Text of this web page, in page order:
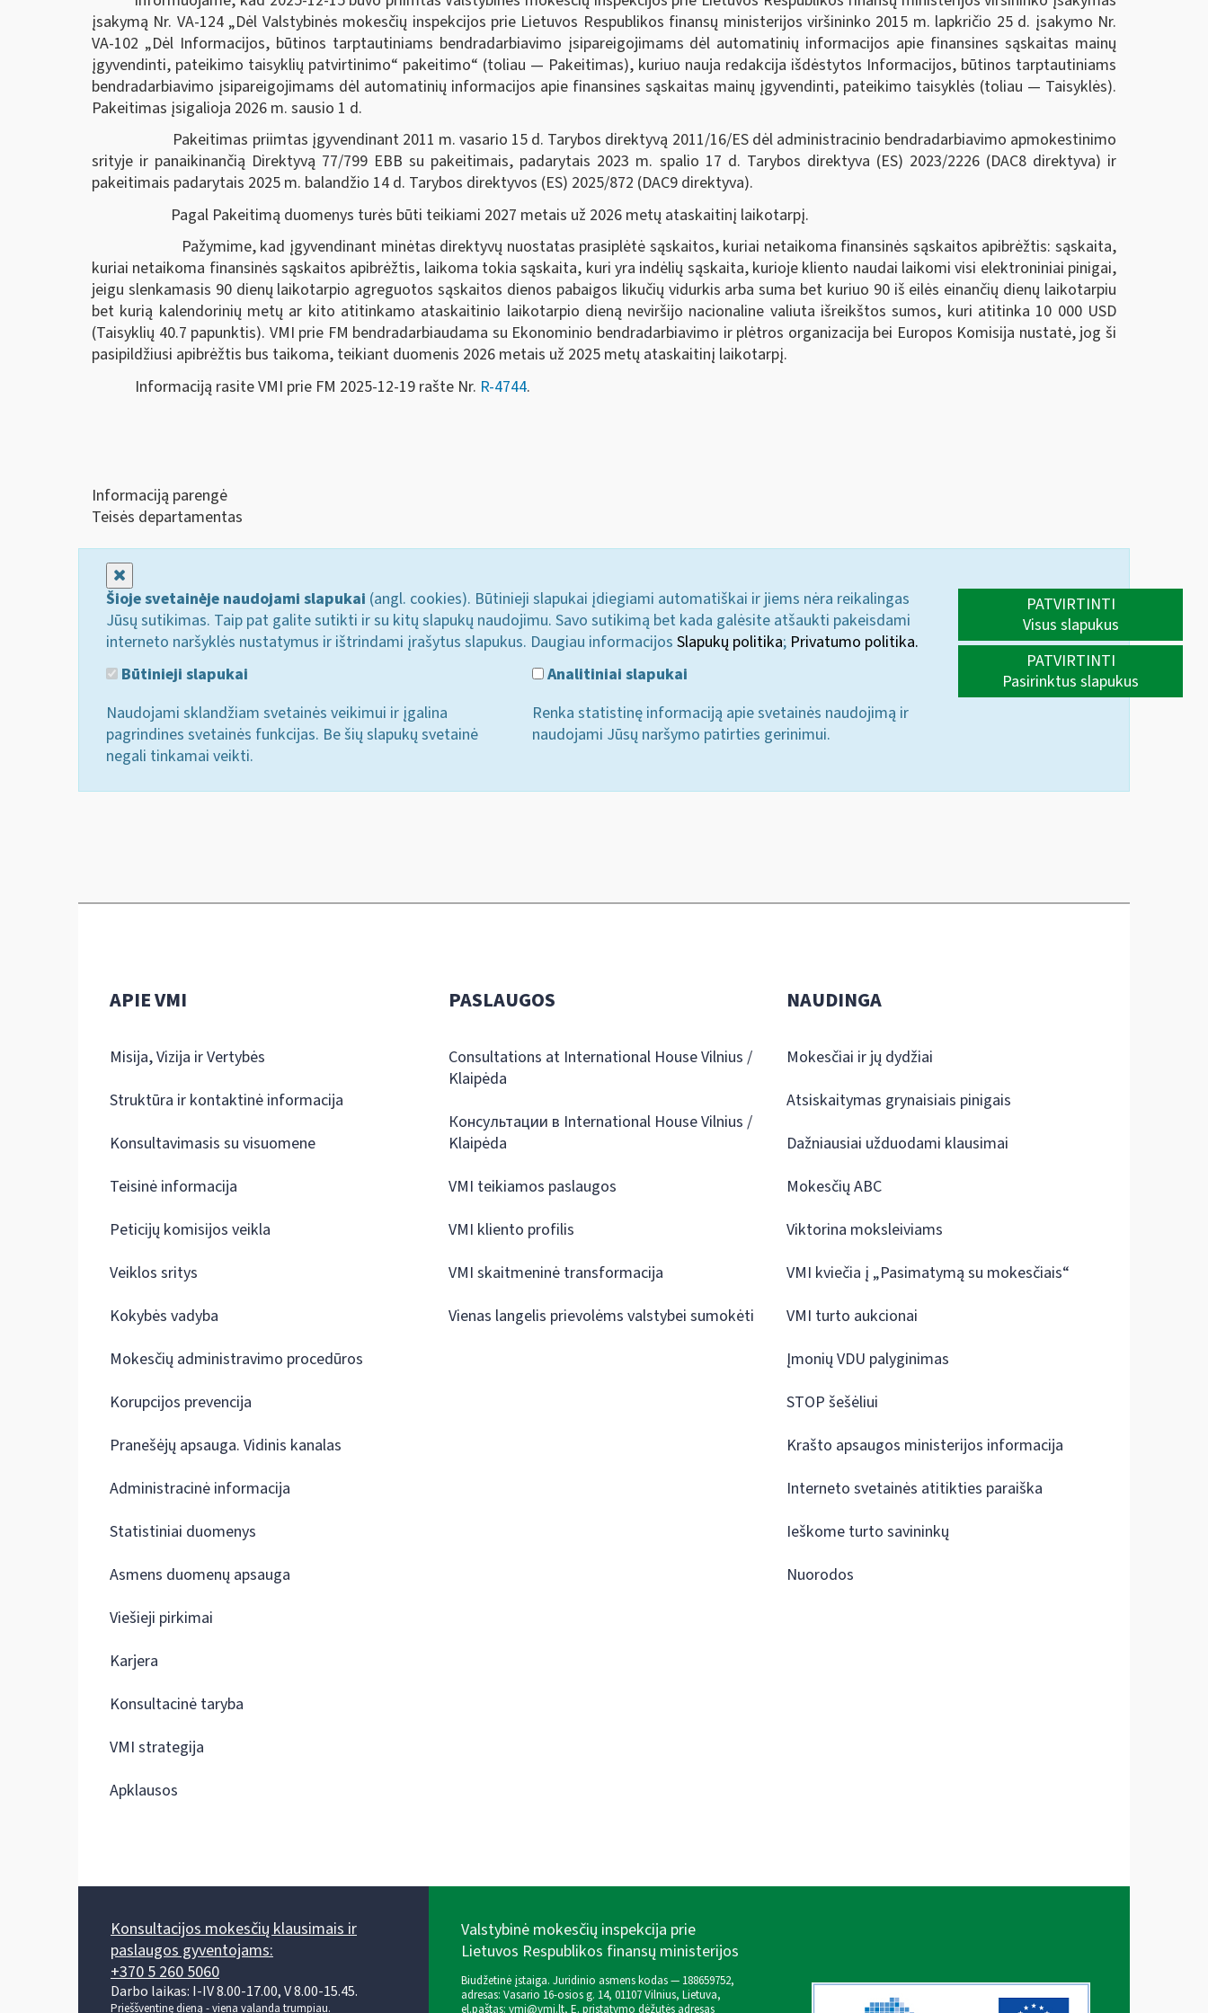
įsakymą Nr. VA-124 „Dėl Valstybinės mokesčių inspekcijos prie Lietuvos Respublikos finansų ministerijos viršininko 2015 m. lapkričio 25 d. įsakymo Nr.
VA-102 „Dėl Informacijos, būtinos tarptautiniams bendradarbiavimo įsipareigojimams dėl automatinių informacijos apie finansines sąskaitas mainų
įgyvendinti, pateikimo taisyklių patvirtinimo“ pakeitimo“ (toliau — Pakeitimas), kuriuo nauja redakcija išdėstytos Informacijos, būtinos tarptautiniams
bendradarbiavimo įsipareigojimams dėl automatinių informacijos apie finansines sąskaitas mainų įgyvendinti, pateikimo taisyklės (toliau — Taisyklės).
Pakeitimas įsigalioja 2026 m. sausio 1 d.
Pakeitimas priimtas įgyvendinant 2011 m. vasario 15 d. Tarybos direktyvą 2011/16/ES dėl administracinio bendradarbiavimo apmokestinimo
srityje ir panaikinančią Direktyvą 77/799 EBB su pakeitimais, padarytais 2023 m. spalio 17 d. Tarybos direktyva (ES) 2023/2226 (DAC8 direktyva) ir
pakeitimais padarytais 2025 m. balandžio 14 d. Tarybos direktyvos (ES) 2025/872 (DAC9 direktyva).
Pagal Pakeitimą duomenys turės būti teikiami 2027 metais už 2026 metų ataskaitinį laikotarpį.
Pažymime, kad įgyvendinant minėtas direktyvų nuostatas prasiplėtė sąskaitos, kuriai netaikoma finansinės sąskaitos apibrėžtis: sąskaita,
kuriai netaikoma finansinės sąskaitos apibrėžtis, laikoma tokia sąskaita, kuri yra indėlių sąskaita, kurioje kliento naudai laikomi visi elektroniniai pinigai,
jeigu slenkamasis 90 dienų laikotarpio agreguotos sąskaitos dienos pabaigos likučių vidurkis arba suma bet kuriuo 90 iš eilės einančių dienų laikotarpiu
bet kurią kalendorinių metų ar kito atitinkamo ataskaitinio laikotarpio dieną neviršijo nacionaline valiuta išreikštos sumos, kuri atitinka 10 000 USD
(Taisyklių 40.7 papunktis). VMI prie FM bendradarbiaudama su Ekonominio bendradarbiavimo ir plėtros organizacija bei Europos Komisija nustatė, jog ši
pasipildžiusi apibrėžtis bus taikoma, teikiant duomenis 2026 metais už 2025 metų ataskaitinį laikotarpį.
Informaciją rasite VMI prie FM 2025-12-19 rašte Nr. R-4744.
Informaciją parengė
Teisės departamentas
Šioje svetainėje naudojami slapukai (angl. cookies). Būtinieji slapukai įdiegiami automatiškai ir jiems nėra reikalingas
Jūsų sutikimas. Taip pat galite sutikti ir su kitų slapukų naudojimu. Savo sutikimą bet kada galėsite atšaukti pakeisdami
interneto naršyklės nustatymus ir ištrindami įrašytus slapukus. Daugiau informacijos Slapukų politika; Privatumo politika.
Būtinieji slapukai
Naudojami sklandžiam svetainės veikimui ir įgalina
pagrindines svetainės funkcijas. Be šių slapukų svetainė
negali tinkamai veikti.
Analitiniai slapukai
Renka statistinę informaciją apie svetainės naudojimą ir
naudojami Jūsų naršymo patirties gerinimui.
PATVIRTINTI
Visus slapukus
PATVIRTINTI
Pasirinktus slapukus
APIE VMI
Misija, Vizija ir Vertybės
Struktūra ir kontaktinė informacija
Konsultavimasis su visuomene
Teisinė informacija
Peticijų komisijos veikla
Veiklos sritys
Kokybės vadyba
Mokesčių administravimo procedūros
Korupcijos prevencija
Pranešėjų apsauga. Vidinis kanalas
Administracinė informacija
Statistiniai duomenys
Asmens duomenų apsauga
Viešieji pirkimai
Karjera
Konsultacinė taryba
VMI strategija
Apklausos
PASLAUGOS
Consultations at International House Vilnius /
Klaipėda
Консультации в International House Vilnius /
Klaipėda
VMI teikiamos paslaugos
VMI kliento profilis
VMI skaitmeninė transformacija
Vienas langelis prievolėms valstybei sumokėti
NAUDINGA
Mokesčiai ir jų dydžiai
Atsiskaitymas grynaisiais pinigais
Dažniausiai užduodami klausimai
Mokesčių ABC
Viktorina moksleiviams
VMI kviečia į „Pasimatymą su mokesčiais“
VMI turto aukcionai
Įmonių VDU palyginimas
STOP šešėliui
Krašto apsaugos ministerijos informacija
Interneto svetainės atitikties paraiška
Ieškome turto savininkų
Nuorodos
Konsultacijos mokesčių klausimais ir
paslaugos gyventojams:
+370 5 260 5060
Darbo laikas: I-IV 8.00-17.00, V 8.00-15.45.
Prieššventinę dieną - viena valanda trumpiau.
Valstybinė mokesčių inspekcija prie
Lietuvos Respublikos finansų ministerijos
Biudžetinė įstaiga. Juridinio asmens kodas — 188659752,
adresas: Vasario 16-osios g. 14, 01107 Vilnius, Lietuva,
el.paštas: vmi@vmi.lt, E. pristatymo dėžutės adresas